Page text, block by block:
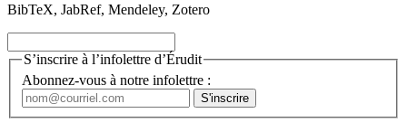
BibTeX, JabRef, Mendeley, Zotero
S’inscrire à l’infolettre d’Érudit
Abonnez-vous à notre infolettre :